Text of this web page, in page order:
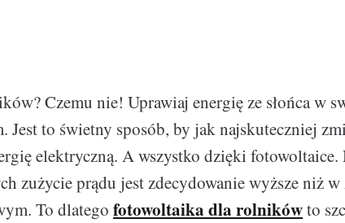
Czemu nie! Uprawiaj energię ze słońca w
Jest to świetny sposób, by jak najskuteczniej
elektryczną. A wszystko dzięki fotowoltaice.
zużycie prądu jest zdecydowanie wyższe niż
To dlatego fotowoltaika dla rolnikówto